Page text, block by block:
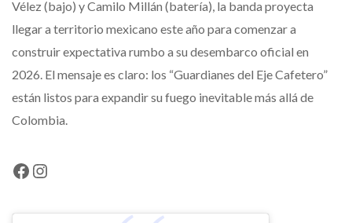
Vélez (bajo) y Camilo Millán (batería), la banda proyecta
llegar a territorio mexicano este año para comenzar a
construir expectativa rumbo a su desembarco oficial en
2026. El mensaje es claro: los “Guardianes del Eje Cafetero”
están listos para expandir su fuego inevitable más allá de
Colombia.
Facebook
Instagram